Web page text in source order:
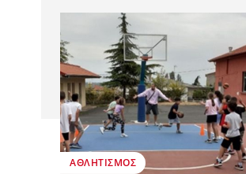
ΑΘΛΗΤΙΣΜΌΣ